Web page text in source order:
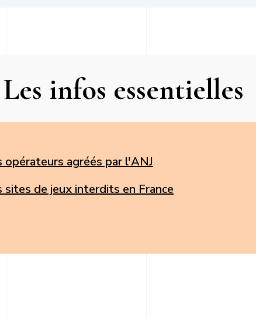
Les infos essentielles
opérateurs agréés par l'ANJ
sites de jeux interdits en France